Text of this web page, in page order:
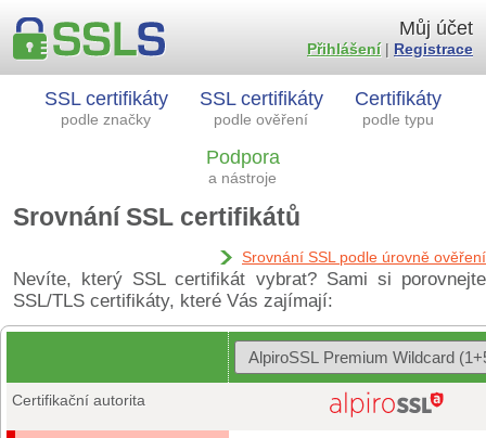
SSL certifikáty
podle značky
SSL certifikáty
podle ověření
Certifikáty
podle typu
Podpora
a nástroje
Můj účet
Přihlášení| Registrace
Srovnání SSL certifikátů
Srovnání SSL podle úrovně ověření
Nevíte, který SSL certifikát vybrat? Sami si porovnejte
SSL/TLS certifikáty, které Vás zajímají:
Certifikační autorita